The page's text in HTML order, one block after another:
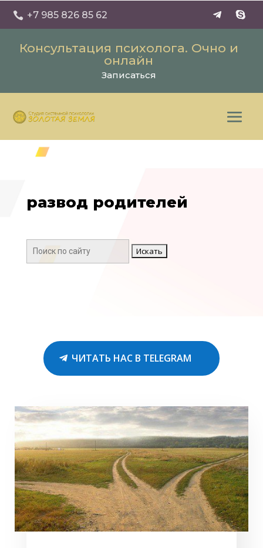
 +7 985 826 85 62
Консультация психолога. Очно и
онлайн
Записаться
развод родителей
Поиск:
ЧИТАТЬ НАС В TELEGRAM